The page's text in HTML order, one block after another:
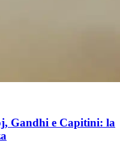
Gandhi e Capitini: la